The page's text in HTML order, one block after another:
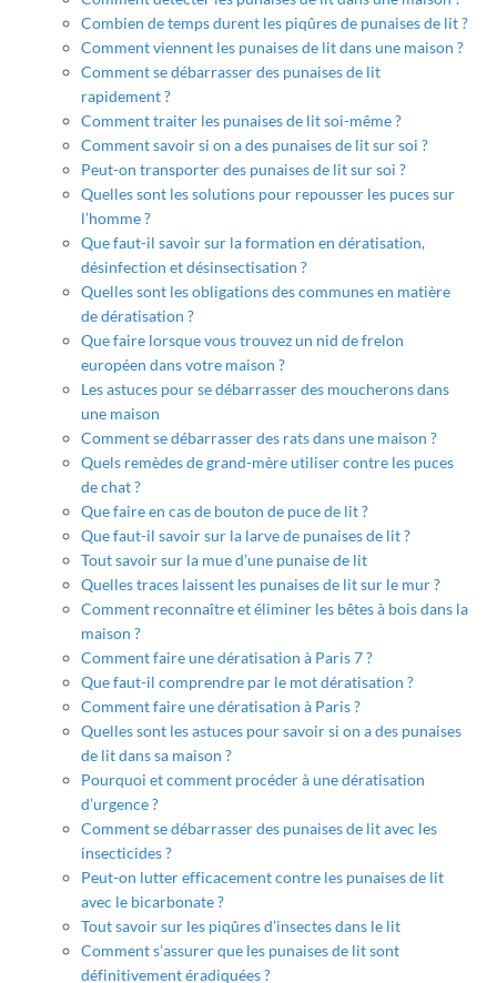
Combien de temps durent les piqûres de punaises de lit ?
Comment viennent les punaises de lit dans une maison ?
Comment se débarrasser des punaises de lit
rapidement ?
Comment traiter les punaises de lit soi-même ?
Comment savoir si on a des punaises de lit sur soi ?
Peut-on transporter des punaises de lit sur soi ?
Quelles sont les solutions pour repousser les puces sur
l’homme ?
Que faut-il savoir sur la formation en dératisation,
désinfection et désinsectisation ?
Quelles sont les obligations des communes en matière
de dératisation ?
Que faire lorsque vous trouvez un nid de frelon
européen dans votre maison ?
Les astuces pour se débarrasser des moucherons dans
une maison
Comment se débarrasser des rats dans une maison ?
Quels remèdes de grand-mère utiliser contre les puces
de chat ?
Que faire en cas de bouton de puce de lit ?
Que faut-il savoir sur la larve de punaises de lit ?
Tout savoir sur la mue d’une punaise de lit
Quelles traces laissent les punaises de lit sur le mur ?
Comment reconnaître et éliminer les bêtes à bois dans la
maison ?
Comment faire une dératisation à Paris 7 ?
Que faut-il comprendre par le mot dératisation ?
Comment faire une dératisation à Paris ?
Quelles sont les astuces pour savoir si on a des punaises
de lit dans sa maison ?
Pourquoi et comment procéder à une dératisation
d’urgence ?
Comment se débarrasser des punaises de lit avec les
insecticides ?
Peut-on lutter efficacement contre les punaises de lit
avec le bicarbonate ?
Tout savoir sur les piqûres d’insectes dans le lit
Comment s’assurer que les punaises de lit sont
définitivement éradiquées ?